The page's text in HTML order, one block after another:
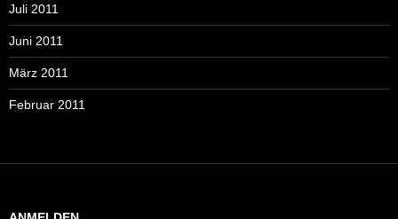
Juli 2011
Juni 2011
März 2011
Februar 2011